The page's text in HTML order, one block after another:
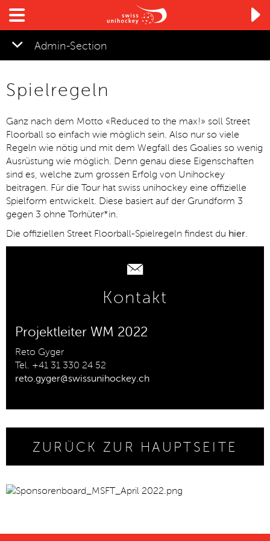

Admin-Section
Spielregeln
Ganz nach dem Motto «Reduced to the max!» soll Street
Floorball so einfach wie möglich sein. Also nur so viele
Regeln wie nötig und mit dem Wegfall des Goalies so wenig
Ausrüstung wie möglich. Denn genau diese Eigenschaften
sind es, welche zum grossen Erfolg von Unihockey
beitragen. Für die Tour hat swiss unihockey eine offizielle
Spielform entwickelt. Diese basiert auf der Grundform 3
gegen 3 ohne Torhüter*in.
Die offiziellen Street Floorball-Spielregeln findest du hier.
Kontakt
Projektleiter WM 2022
Reto Gyger
Tel. +41 31 330 24 52
reto.gyger@swissunihockey.ch
ZURÜCK ZUR HAUPTSEITE